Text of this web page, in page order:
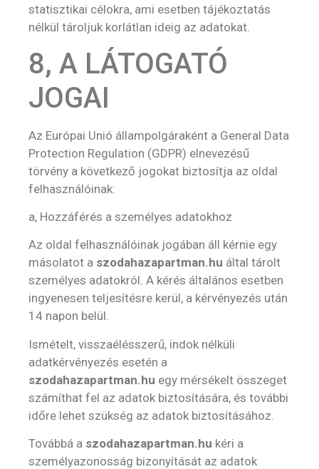
statisztikai célokra, ami esetben tájékoztatás
nélkül tároljuk korlátlan ideig az adatokat.
8, A LÁTOGATÓ
JOGAI
Az Európai Unió állampolgáraként a General Data
Protection Regulation (GDPR) elnevezésű
törvény a következő jogokat biztosítja az oldal
felhasználóinak:
a, Hozzáférés a személyes adatokhoz
Az oldal felhasználóinak jogában áll kérnie egy
másolatot a szodahazapartman.hu által tárolt
személyes adatokról. A kérés általános esetben
ingyenesen teljesítésre kerül, a kérvényezés után
14 napon belül.
Ismételt, visszaélésszerű, indok nélküli
adatkérvényezés esetén a
szodahazapartman.hu egy mérsékelt összeget
számíthat fel az adatok biztosítására, és további
időre lehet szükség az adatok biztosításához.
Továbbá a szodahazapartman.hu kéri a
személyazonosság bizonyítását az adatok